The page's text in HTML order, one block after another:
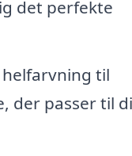
det perfekte
til
der passer til